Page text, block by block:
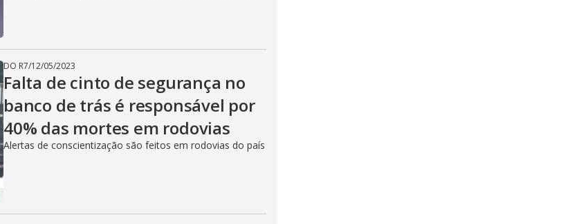
DO R7/12/05/2023
Falta de cinto de segurança no
banco de trás é responsável por
40% das mortes em rodovias
Alertas de conscientização são feitos em rodovias do país